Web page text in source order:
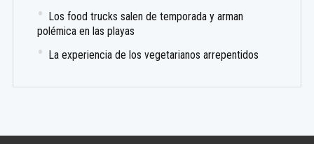
Los food trucks salen de temporada y arman
polémica en las playas
La experiencia de los vegetarianos arrepentidos